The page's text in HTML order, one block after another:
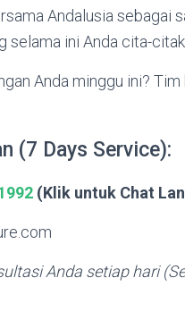
Andalusia sebagai
selama ini Anda cita-
Anda minggu ini?
(7 Days Service):
(Klik untuk Chat
Anda setiap hari